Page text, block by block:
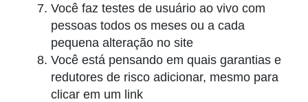
Você faz testes de usuário ao vivo com
pessoas todos os meses ou a cada
pequena alteração no site
Você está pensando em quais garantias e
redutores de risco adicionar, mesmo para
clicar em um link